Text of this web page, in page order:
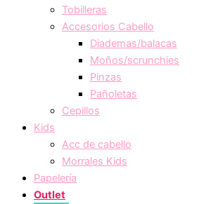
Tobilleras
Accesorios Cabello
Diademas/balacas
Moños/scrunchies
Pinzas
Pañoletas
Cepillos
Kids
Acc de cabello
Morrales Kids
Papelería
Outlet